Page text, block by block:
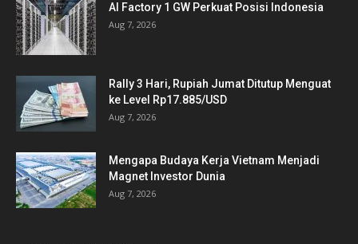
AI Factory 1 GW Perkuat Posisi Indonesia
Aug 7, 2026
Rally 3 Hari, Rupiah Jumat Ditutup Menguat
ke Level Rp17.885/USD
Aug 7, 2026
Mengapa Budaya Kerja Vietnam Menjadi
Magnet Investor Dunia
Aug 7, 2026